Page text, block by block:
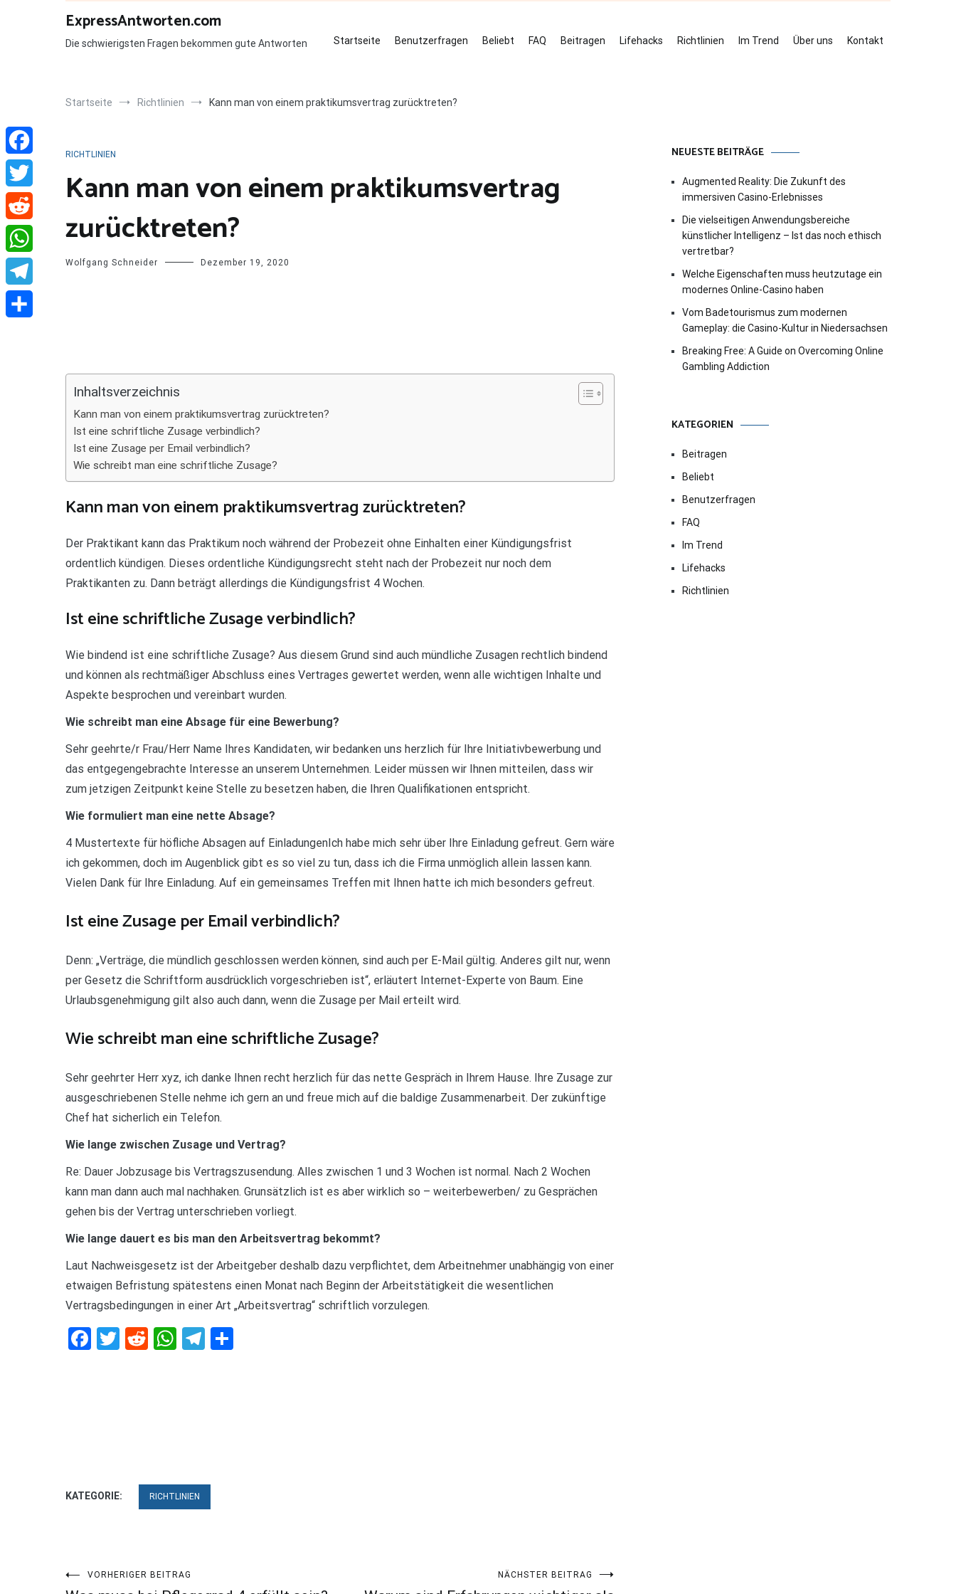
ExpressAntworten.com
Die schwierigsten Fragen bekommen gute Antworten Startseite Benutzerfragen Beliebt FAQ Beitragen Lifehacks Richtlinien Im Trend Über uns Kontakt
Startseite Richtlinien Kann man von einem praktikumsvertrag zurücktreten?
RICHTLINIEN
Kann man von einem praktikumsvertrag
zurücktreten?
Wolfgang Schneider Dezember 19, 2020
Inhaltsverzeichnis
Kann man von einem praktikumsvertrag zurücktreten?
Ist eine schriftliche Zusage verbindlich?
Ist eine Zusage per Email verbindlich?
Wie schreibt man eine schriftliche Zusage?
Kann man von einem praktikumsvertrag zurücktreten?
Der Praktikant kann das Praktikum noch während der Probezeit ohne Einhalten einer Kündigungsfrist
ordentlich kündigen. Dieses ordentliche Kündigungsrecht steht nach der Probezeit nur noch dem
Praktikanten zu. Dann beträgt allerdings die Kündigungsfrist 4 Wochen.
Ist eine schriftliche Zusage verbindlich?
Wie bindend ist eine schriftliche Zusage? Aus diesem Grund sind auch mündliche Zusagen rechtlich bindend
und können als rechtmäßiger Abschluss eines Vertrages gewertet werden, wenn alle wichtigen Inhalte und
Aspekte besprochen und vereinbart wurden.
Wie schreibt man eine Absage für eine Bewerbung?
Sehr geehrte/r Frau/Herr Name Ihres Kandidaten, wir bedanken uns herzlich für Ihre Initiativbewerbung und
das entgegengebrachte Interesse an unserem Unternehmen. Leider müssen wir Ihnen mitteilen, dass wir
zum jetzigen Zeitpunkt keine Stelle zu besetzen haben, die Ihren Qualifikationen entspricht.
Wie formuliert man eine nette Absage?
4 Mustertexte für höfliche Absagen auf EinladungenIch habe mich sehr über Ihre Einladung gefreut. Gern wäre
ich gekommen, doch im Augenblick gibt es so viel zu tun, dass ich die Firma unmöglich allein lassen kann.
Vielen Dank für Ihre Einladung. Auf ein gemeinsames Treffen mit Ihnen hatte ich mich besonders gefreut.
Ist eine Zusage per Email verbindlich?
Denn: „Verträge, die mündlich geschlossen werden können, sind auch per E-Mail gültig. Anderes gilt nur, wenn
per Gesetz die Schriftform ausdrücklich vorgeschrieben ist“, erläutert Internet-Experte von Baum. Eine
Urlaubsgenehmigung gilt also auch dann, wenn die Zusage per Mail erteilt wird.
Wie schreibt man eine schriftliche Zusage?
Sehr geehrter Herr xyz, ich danke Ihnen recht herzlich für das nette Gespräch in Ihrem Hause. Ihre Zusage zur
ausgeschriebenen Stelle nehme ich gern an und freue mich auf die baldige Zusammenarbeit. Der zukünftige
Chef hat sicherlich ein Telefon.
Wie lange zwischen Zusage und Vertrag?
Re: Dauer Jobzusage bis Vertragszusendung. Alles zwischen 1 und 3 Wochen ist normal. Nach 2 Wochen
kann man dann auch mal nachhaken. Grunsätzlich ist es aber wirklich so – weiterbewerben/ zu Gesprächen
gehen bis der Vertrag unterschrieben vorliegt.
Wie lange dauert es bis man den Arbeitsvertrag bekommt?
Laut Nachweisgesetz ist der Arbeitgeber deshalb dazu verpflichtet, dem Arbeitnehmer unabhängig von einer
etwaigen Befristung spätestens einen Monat nach Beginn der Arbeitstätigkeit die wesentlichen
Vertragsbedingungen in einer Art „Arbeitsvertrag“ schriftlich vorzulegen.
Facebook
Twitter
RedditWhatsApp
Telegram
KATEGORIE: RICHTLINIEN
Beitragsnavigation
VORHERIGER BEITRAG NÄCHSTER BEITRAG
NEUESTE BEITRÄGE
Augmented Reality: Die Zukunft des
immersiven Casino-Erlebnisses
Die vielseitigen Anwendungsbereiche
künstlicher Intelligenz – Ist das noch ethisch
vertretbar?
Welche Eigenschaften muss heutzutage ein
modernes Online-Casino haben
Vom Badetourismus zum modernen
Gameplay: die Casino-Kultur in Niedersachsen
Breaking Free: A Guide on Overcoming Online
Gambling Addiction
KATEGORIEN
Beitragen
Beliebt
Benutzerfragen
FAQ
Im Trend
Lifehacks
Richtlinien
Facebook
Twitter
Reddit
WhatsApp
Telegram